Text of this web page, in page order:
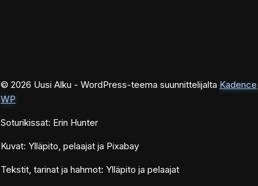
© 2026 Uusi Alku - WordPress-teema suunnittelijalta Kadence
WP
Soturikissat: Erin Hunter
Kuvat: Ylläpito, pelaajat ja Pixabay
Tekstit, tarinat ja hahmot: Ylläpito ja pelaajat